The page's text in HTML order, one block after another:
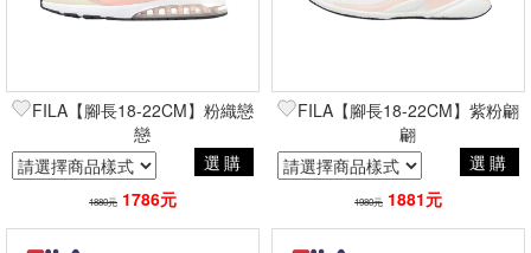
FILA【腳長18-22CM】粉織戀
戀
選購
1880元 1786元
FILA【腳長18-22CM】紫粉翩
翩
選購
1980元 1881元